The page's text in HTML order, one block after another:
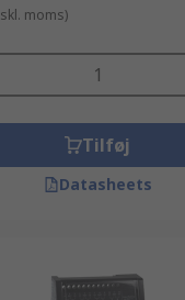
moms)
Tilføj
Datasheets